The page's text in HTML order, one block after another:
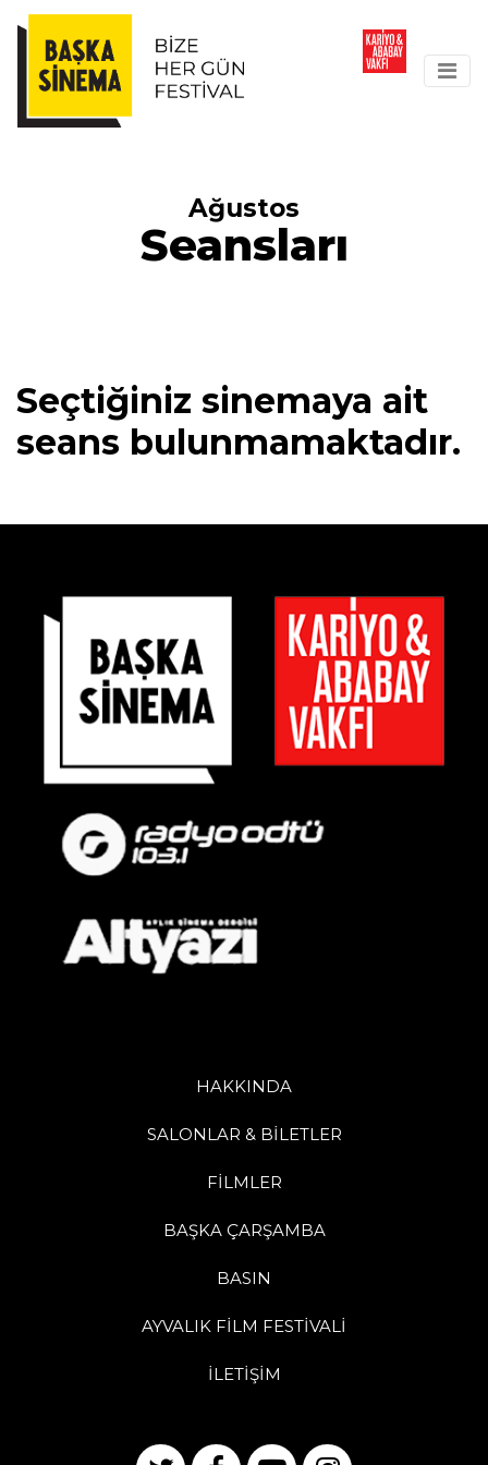
Ağustos
Seansları
Seçtiğiniz sinemaya ait
seans bulunmamaktadır.
HAKKINDA
SALONLAR & BİLETLER
FİLMLER
BAŞKA ÇARŞAMBA
BASIN
AYVALIK FİLM FESTİVALİ
İLETİŞİM